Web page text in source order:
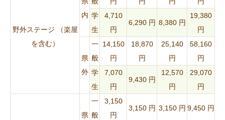
野外ステージ （楽屋
を含む）
内 学
生
4,710
円
6,290 円 8,380 円
19,380
円
県
外
一
般
14,150
円
18,870
円
25,140
円
58,160
円
学
生
7,070
円
9,430 円
12,570
円
29,070
円
県
一
般
3,150
円
3,150 円 3,150 円 9,450 円